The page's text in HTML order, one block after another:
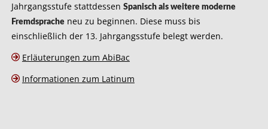
Jahrgangsstufe stattdessen Spanisch als weitere moderne
Fremdspracheneu zu beginnen. Diese muss bis
einschließlich der 13. Jahrgangsstufe belegt werden.
Erläuterungen zum AbiBac
Informationen zum Latinum